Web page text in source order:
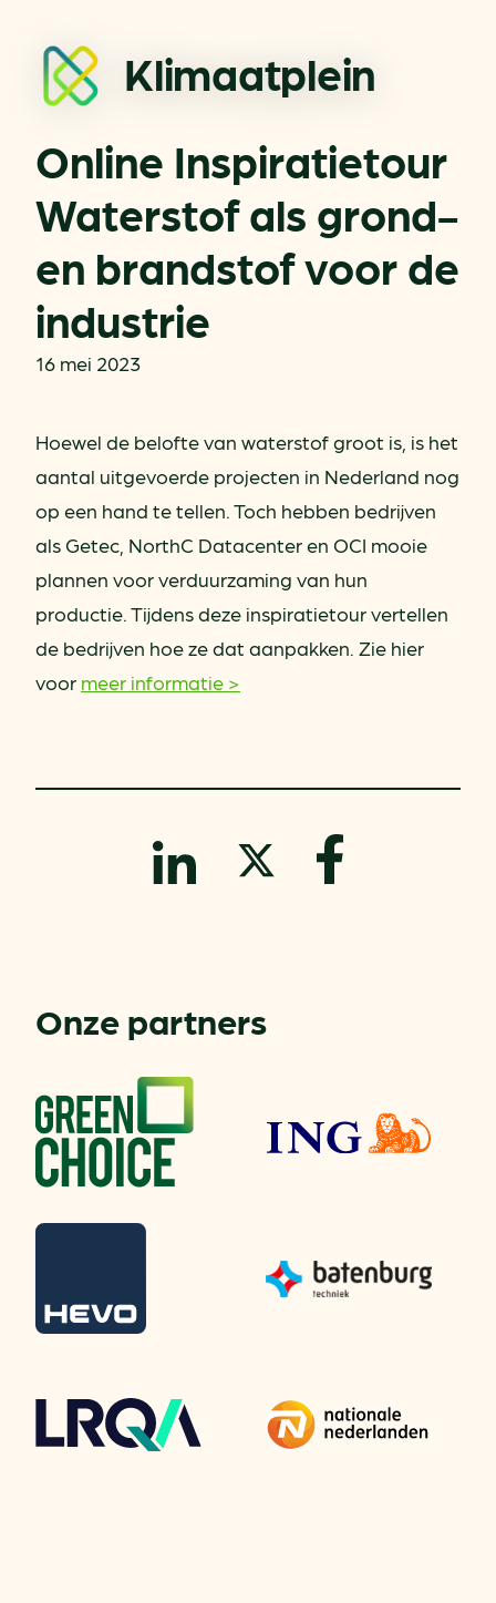
Klimaatplein
Online Inspiratietour
Waterstof als grond-
en brandstof voor de
industrie
16 mei 2023
Hoewel de belofte van waterstof groot is, is het
aantal uitgevoerde projecten in Nederland nog
op een hand te tellen. Toch hebben bedrijven
als Getec, NorthC Datacenter en OCI mooie
plannen voor verduurzaming van hun
productie. Tijdens deze inspiratietour vertellen
de bedrijven hoe ze dat aanpakken . Zie hier
voor meer informatie >
Onze partners